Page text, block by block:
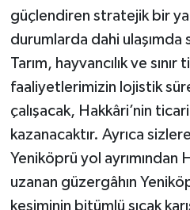
güçlendiren stratejik bir
durumlarda dahi ulaşımda
Tarım, hayvancılık ve
faaliyetlerimizin lojistik
çalışacak, Hakkâri’nin
kazanacaktır. Ayrıca
Yeniköprü yol ayrımından
uzanan güzergâhın
kesiminin bitümlü sıcak